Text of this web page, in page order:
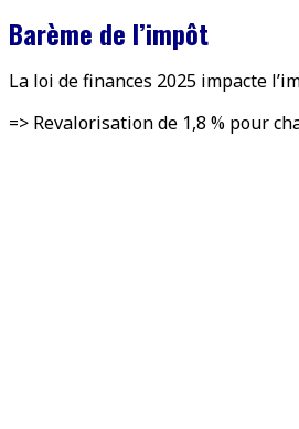
Barème de l’impôt
La loi de finances 2025 impacte
=> Revalorisation de 1,8 % pour